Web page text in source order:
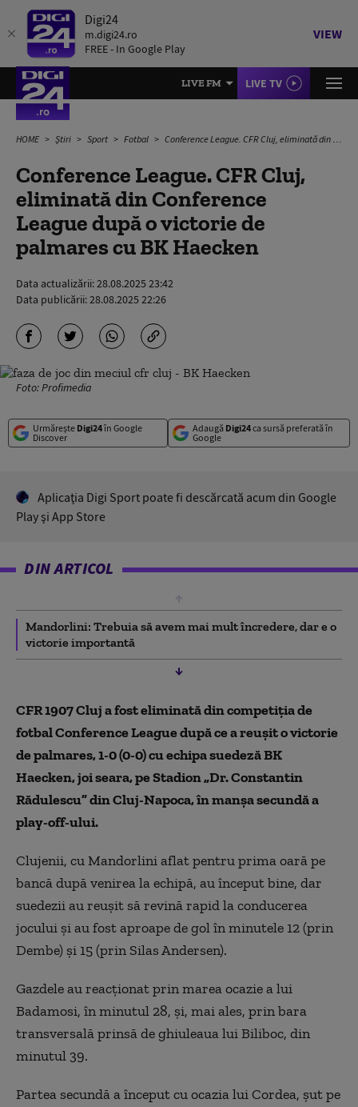
Digi24
m.digi24.ro
FREE - In Google Play
VIEW
LIVE FM LIVE TV
HOME Știri Sport Fotbal Conference League. CFR Cluj, eliminată din Conference League după o victorie de palmares cu BK Haecken
Conference League. CFR Cluj,
eliminată din Conference
League după o victorie de
palmares cu BK Haecken
Data actualizării:28.08.2025 23:42
Data publicării:28.08.2025 22:26
Foto: Profimedia
Urmărește Digi24în Google
Discover
Adaugă Digi24ca sursă preferată în
Google
Aplicaţia Digi Sport poate fi descărcată acum din Google
Play şi App Store
DIN ARTICOL
Mandorlini: Trebuia să avem mai mult încredere, dar e o
victorie importantă
CFR 1907 Cluj a fost eliminată din competiţia de
fotbal Conference League după ce a reuşit o victorie
de palmares, 1-0 (0-0) cu echipa suedeză BK
Haecken, joi seara, pe Stadion „Dr. Constantin
Rădulescu” din Cluj-Napoca, în manşa secundă a
play-off-ului.
Clujenii, cu Mandorlini aflat pentru prima oară pe
bancă după venirea la echipă, au început bine, dar
suedezii au reuşit să revină rapid la conducerea
jocului şi au fost aproape de gol în minutele 12 (prin
Dembe) şi 15 (prin Silas Andersen).
Gazdele au reacţionat prin marea ocazie a lui
Badamosi, în minutul 28, şi, mai ales, prin bara
transversală prinsă de ghiuleaua lui Biliboc, din
minutul 39.
Partea secundă a început cu ocazia lui Cordea, şut pe